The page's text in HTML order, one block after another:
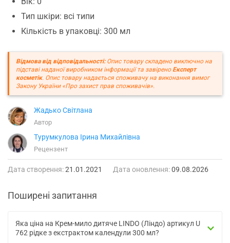
Тип шкіри: всі типи
Кількість в упаковці: 300 мл
Відмова від відповідальності:Опис товару складено виключно на
підставі наданої виробником інформації та завірено Експерт
косметік. Опис товару надається споживачу на виконання вимог
Закону України «Про захист прав споживачів».
Жадько Світлана
Автор
Турумкулова Ірина Михайлівна
Рецензент
Дата створення:21.01.2021 Дата оновлення:09.08.2026
Поширені запитання
Яка ціна на Крем-мило дитяче LINDO (Ліндо) артикул U
762 рідке з екстрактом календули 300 мл?